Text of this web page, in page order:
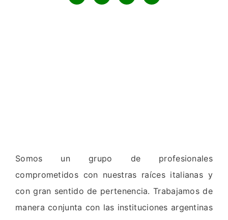
Somos un grupo de profesionales
comprometidos con nuestras raíces italianas y
con gran sentido de pertenencia. Trabajamos de
manera conjunta con las instituciones argentinas